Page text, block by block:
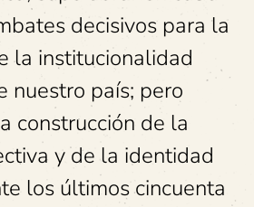
decisivos para la
la institucionalidad
nuestro país; pero
construcción de la
y de la identidad
los últimos cincuenta